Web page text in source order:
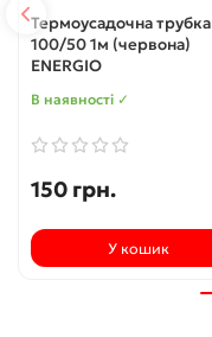
Термоусадочна трубка
100/50 1м (червона)
ENERGIO
В наявності ✓
150 грн.
У кошик